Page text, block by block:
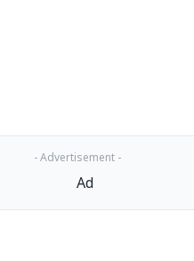
- Advertisement -